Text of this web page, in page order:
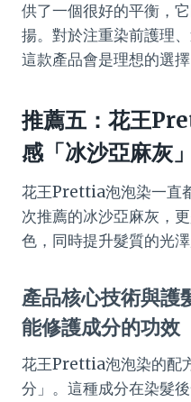
供了一個很好的平衡，
揚。對於注重染前護理
這款產品會是理想的選擇
推薦五：花王
感「冰沙亞麻灰
花王Prettia泡泡染一直
次推薦的冰沙亞麻灰，
色，同時提升髮質的光澤
產品核心技術與護
能修護成分的功效
花王Prettia泡泡染的配
分」。這種成分在染髮